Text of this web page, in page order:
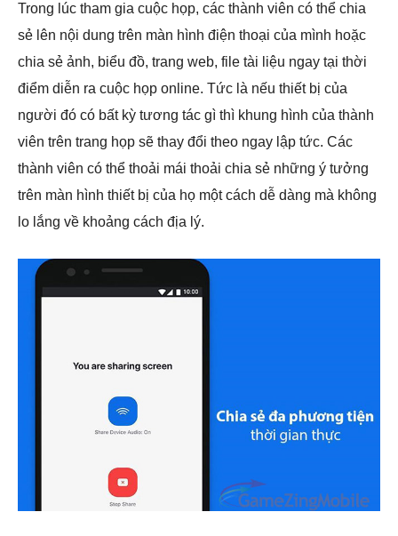
Trong lúc tham gia cuộc họp, các thành viên có thể chia
sẻ lên nội dung trên màn hình điện thoại của mình hoặc
chia sẻ ảnh, biểu đồ, trang web, file tài liệu ngay tại thời
điểm diễn ra cuộc họp online. Tức là nếu thiết bị của
người đó có bất kỳ tương tác gì thì khung hình của thành
viên trên trang họp sẽ thay đổi theo ngay lập tức. Các
thành viên có thể thoải mái thoải chia sẻ những ý tưởng
trên màn hình thiết bị của họ một cách dễ dàng mà không
lo lắng về khoảng cách địa lý.